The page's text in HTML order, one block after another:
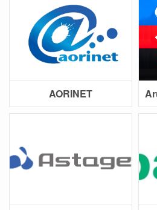
AORINET